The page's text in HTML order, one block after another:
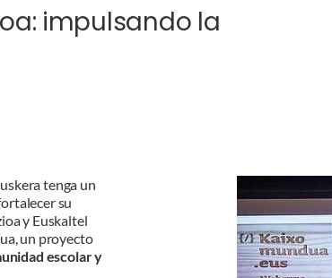
impulsando la
tenga un
su
y Euskaltel
un proyecto
escolar y